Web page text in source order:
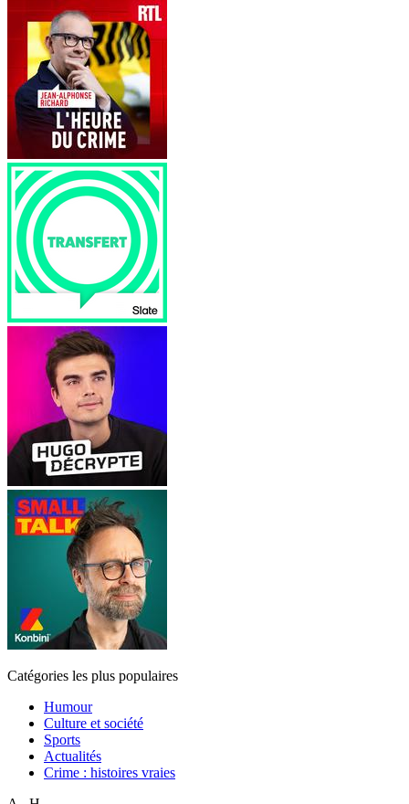
Catégories les plus populaires
Humour
Culture et société
Sports
Actualités
Crime : histoires vraies